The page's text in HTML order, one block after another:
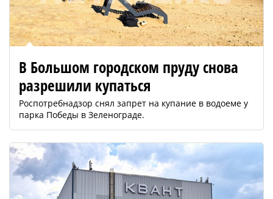
В Большом городском пруду снова
разрешили купаться
Роспотребнадзор снял запрет на купание в водоеме у
парка Победы в Зеленограде.